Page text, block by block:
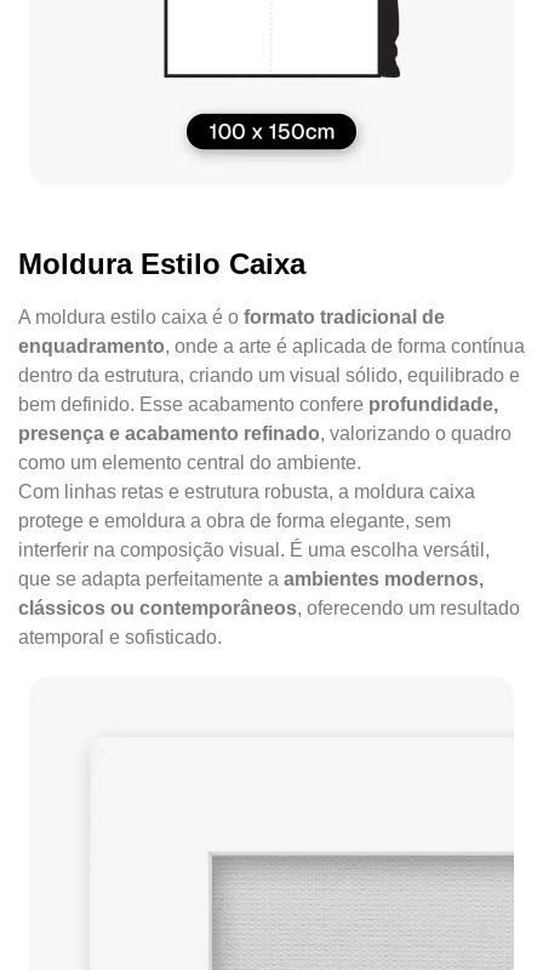
Moldura Estilo Caixa
A moldura estilo caixa é o formato tradicional de
enquadramento, onde a arte é aplicada de forma contínua
dentro da estrutura, criando um visual sólido, equilibrado e
bem definido. Esse acabamento confere profundidade,
presença e acabamento refinado, valorizando o quadro
como um elemento central do ambiente.
Com linhas retas e estrutura robusta, a moldura caixa
protege e emoldura a obra de forma elegante, sem
interferir na composição visual. É uma escolha versátil,
que se adapta perfeitamente a ambientes modernos,
clássicos ou contemporâneos, oferecendo um resultado
atemporal e sofisticado.